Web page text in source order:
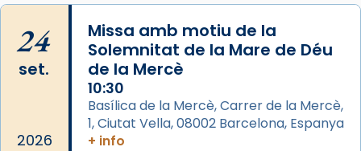
📸 Dr. G. Simón
Photo
View on Facebook ·
Arquebisbat de Barcelona
24
set.
2026
Missa amb motiu de la
Solemnitat de la Mare de Déu
de la Mercè
10:30
Basílica de la Mercè, Carrer de la Mercè,
1, Ciutat Vella, 08002 Barcelona, Espanya
+ info